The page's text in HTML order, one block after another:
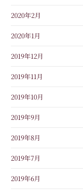
2020年2月
2020年1月
2019年12月
2019年11月
2019年10月
2019年9月
2019年8月
2019年7月
2019年6月